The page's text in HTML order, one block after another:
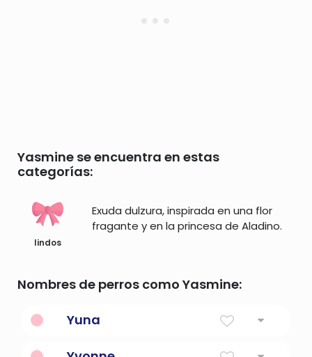
Yasmine se encuentra en estas
categorías:
lindos
Exuda dulzura, inspirada en una flor
fragante y en la princesa de Aladino.
Nombres de perros como Yasmine:
Yuna